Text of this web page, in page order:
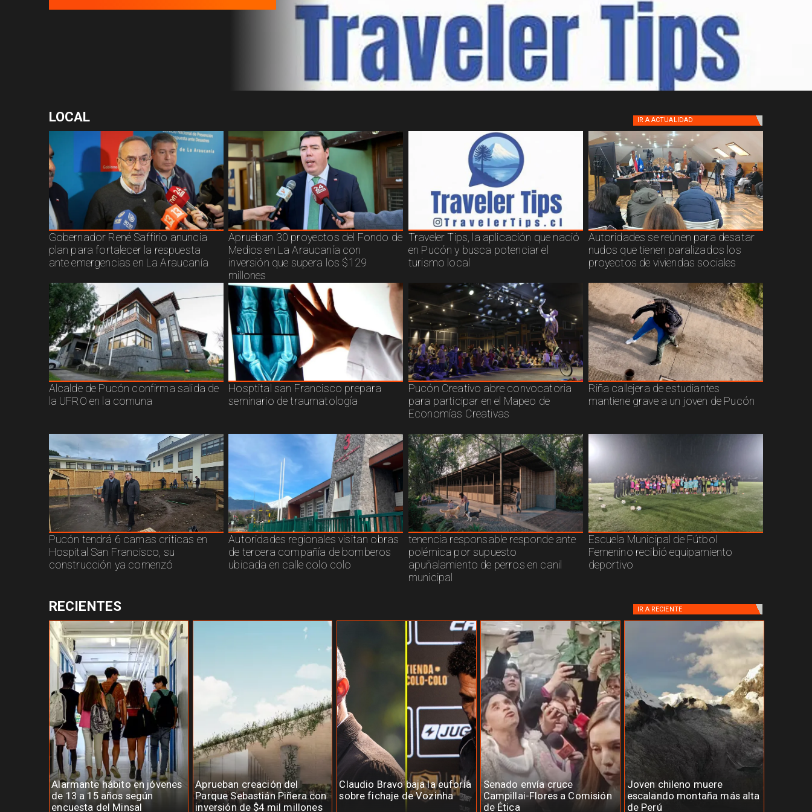
LOCAL IR A ACTUALIDAD
Gobernador René Saffirio anuncia
plan para fortalecer la respuesta
ante emergencias en La Araucanía
Aprueban 30 proyectos del Fondo de
Medios en La Araucanía con
inversión que supera los $129
millones
Traveler Tips, la aplicación que nació
en Pucón y busca potenciar el
turismo local
Autoridades se reúnen para desatar
nudos que tienen paralizados los
proyectos de viviendas sociales
Alcalde de Pucón confirma salida de
la UFRO en la comuna
Hosptital san Francisco prepara
seminario de traumatología
Pucón Creativo abre convocatoria
para participar en el Mapeo de
Economías Creativas
Riña callejera de estudiantes
mantiene grave a un joven de Pucón
Pucón tendrá 6 camas criticas en
Hospital San Francisco, su
construcción ya comenzó
Autoridades regionales visitan obras
de tercera compañía de bomberos
ubicada en calle colo colo
tenencia responsable responde ante
polémica por supuesto
apuñalamiento de perros en canil
municipal
Escuela Municipal de Fútbol
Femenino recibió equipamiento
deportivo
Alarmante hábito en jóvenes
de 13 a 15 años según
encuesta del Minsal
Aprueban creación del
Parque Sebastián Piñera con
inversión de $4 mil millones
Claudio Bravo baja la euforia
sobre fichaje de Vozinha
Senado envía cruce
Campillai-Flores a Comisión
de Ética
Joven chileno muere
escalando montaña más alta
de Perú
RECIENTES IR A RECIENTE